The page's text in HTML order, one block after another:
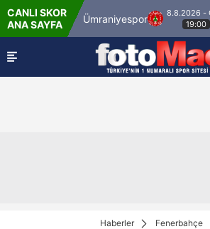
CANLI SKOR
ANA SAYFAÜmraniyespor
8.8.2026 - Cum
19:00
Haberler
Fenerbahçe